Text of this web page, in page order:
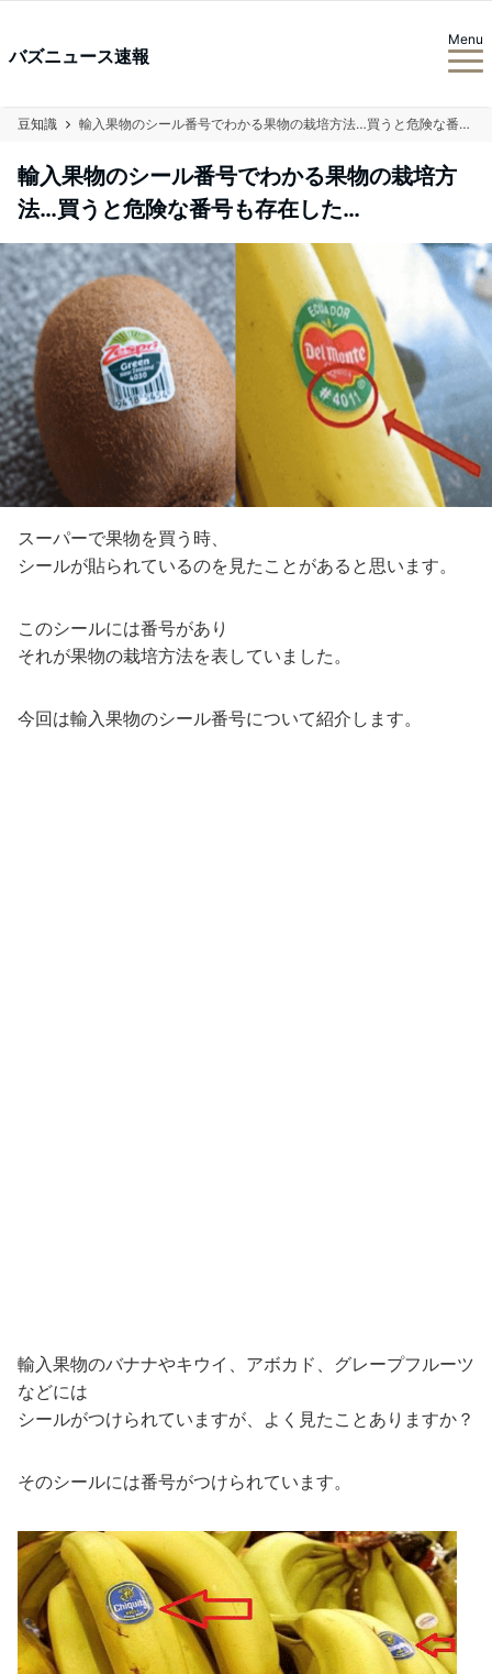
バズニュース速報
Menu
豆知識 輸入果物のシール番号でわかる果物の栽培方法…買うと危険な番号も存在した…
輸入果物のシール番号でわかる果物の栽培方
法…買うと危険な番号も存在した…
スーパーで果物を買う時、
シールが貼られているのを見たことがあると思います。
このシールには番号があり
それが果物の栽培方法を表していました。
今回は輸入果物のシール番号について紹介します。
輸入果物のバナナやキウイ、アボカド、グレープフルーツ
などには
シールがつけられていますが、よく見たことありますか？
そのシールには番号がつけられています。